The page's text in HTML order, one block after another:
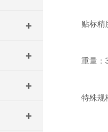
贴标精度
重量：
特殊规